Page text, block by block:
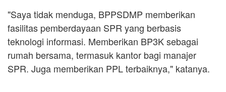
"Saya tidak menduga, BPPSDMP memberikan
fasilitas pemberdayaan SPR yang berbasis
teknologi informasi. Memberikan BP3K sebagai
rumah bersama, termasuk kantor bagi manajer
SPR. Juga memberikan PPL terbaiknya," katanya.